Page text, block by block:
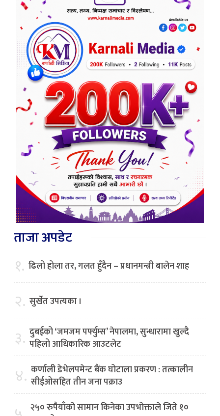
ताजा अपडेट
१. ढिलो होला तर, गलत हुँदैन – प्रधानमन्त्री बालेन शाह
२. सुर्खेत उपत्यका ।
३. दुबईको ‘जमजम पर्फ्युम्स’ नेपालमा, सुन्धारामा खुल्दै
पहिलो आधिकारिक आउटलेट
४. कर्णाली डेभेलपमेन्ट बैंक घोटाला प्रकरण : तत्कालीन
सीईओसहित तीन जना पक्राउ
२५० रुपैयाँको सामान किनेका उपभोक्ताले जिते १०